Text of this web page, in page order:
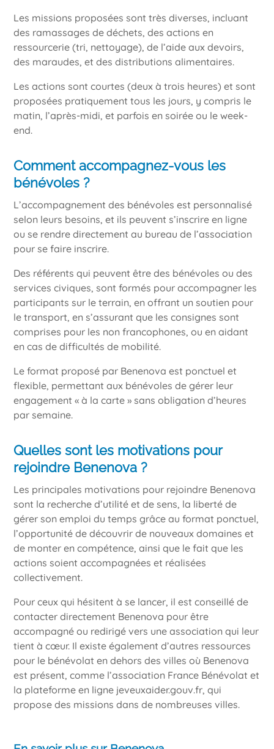
Les missions proposées sont très diverses, incluant
des ramassages de déchets, des actions en
ressourcerie (tri, nettoyage), de l’aide aux devoirs,
des maraudes, et des distributions alimentaires.
Les actions sont courtes (deux à trois heures) et sont
proposées pratiquement tous les jours, y compris le
matin, l’après-midi, et parfois en soirée ou le week-
end.
Comment accompagnez-vous les
bénévoles ?
L’accompagnement des bénévoles est personnalisé
selon leurs besoins, et ils peuvent s’inscrire en ligne
ou se rendre directement au bureau de l’association
pour se faire inscrire.
Des référents qui peuvent être des bénévoles ou des
services civiques, sont formés pour accompagner les
participants sur le terrain, en offrant un soutien pour
le transport, en s’assurant que les consignes sont
comprises pour les non francophones, ou en aidant
en cas de difficultés de mobilité.
Le format proposé par Benenova est ponctuel et
flexible, permettant aux bénévoles de gérer leur
engagement « à la carte » sans obligation d’heures
par semaine.
Quelles sont les motivations pour
rejoindre Benenova ?
Les principales motivations pour rejoindre Benenova
sont la recherche d’utilité et de sens, la liberté de
gérer son emploi du temps grâce au format ponctuel,
l’opportunité de découvrir de nouveaux domaines et
de monter en compétence, ainsi que le fait que les
actions soient accompagnées et réalisées
collectivement.
Pour ceux qui hésitent à se lancer, il est conseillé de
contacter directement Benenova pour être
accompagné ou redirigé vers une association qui leur
tient à cœur. Il existe également d’autres ressources
pour le bénévolat en dehors des villes où Benenova
est présent, comme l’association France Bénévolat et
la plateforme en ligne jeveuxaider.gouv.fr, qui
propose des missions dans de nombreuses villes.